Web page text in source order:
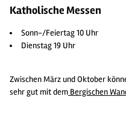
Katholische Messen
Sonn-/Feiertag 10 Uhr
Dienstag 19 Uhr
Zwischen März und Oktober
sehr gut mit dem Bergischen